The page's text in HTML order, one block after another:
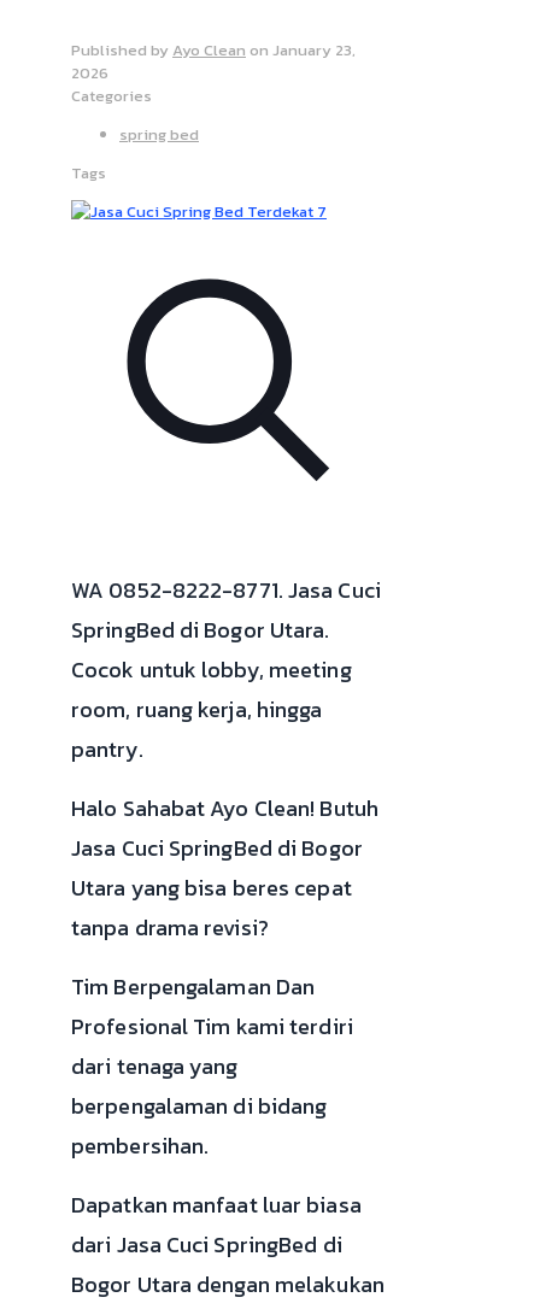
Published by Ayo Clean on January 23,
2026
Categories
spring bed
Tags
WA 0852-8222-8771. Jasa Cuci
SpringBed di Bogor Utara.
Cocok untuk lobby, meeting
room, ruang kerja, hingga
pantry.
Halo Sahabat Ayo Clean! Butuh
Jasa Cuci SpringBed di Bogor
Utara yang bisa beres cepat
tanpa drama revisi?
Tim Berpengalaman Dan
Profesional Tim kami terdiri
dari tenaga yang
berpengalaman di bidang
pembersihan.
Dapatkan manfaat luar biasa
dari Jasa Cuci SpringBed di
Bogor Utara dengan melakukan